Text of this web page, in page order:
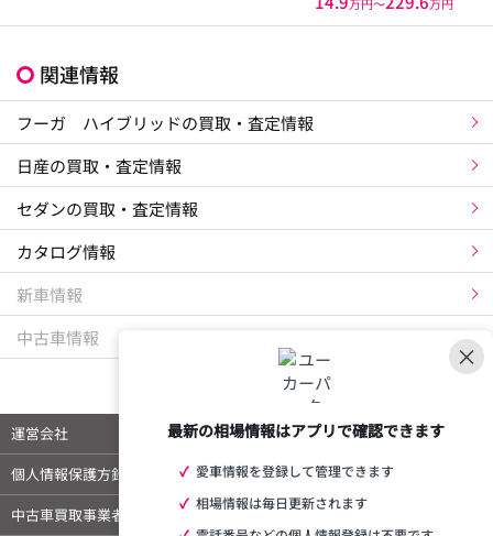
万円〜 万円
関連情報
フーガ ハイブリッドの買取・査定情報
日産の買取・査定情報
セダンの買取・査定情報
カタログ情報
新車情報
中古車情報
運営会社
ご利用規約
個人情報保護方針
特定商取引法に基づく表示
中古車買取事業者様向けページ
外部メディア 掲載情報
×
最新の相場情報はアプリで確認できます
✓ 愛車情報を登録して管理できます
✓ 相場情報は毎日更新されます